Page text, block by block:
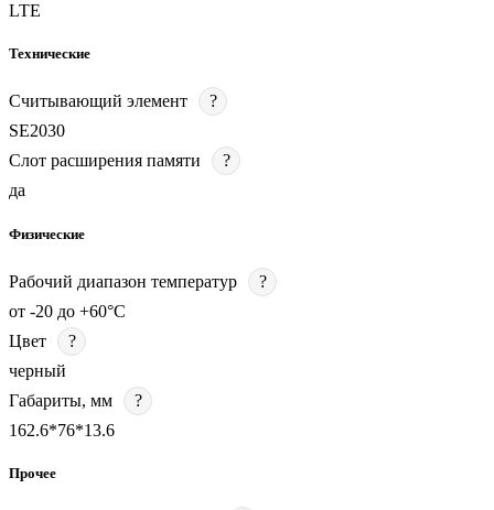
LTE
Технические
Считывающий элемент
?
SE2030
Слот расширения памяти
?
да
Физические
Рабочий диапазон температур
?
от -20 до +60°C
Цвет
?
черный
Габариты, мм
?
162.6*76*13.6
Прочее